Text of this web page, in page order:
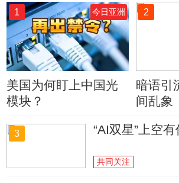
1 今日亚洲
美国为何盯上中国光
模块？
2
暗语引
间乱象
3 “AI双星”上空
共同关注